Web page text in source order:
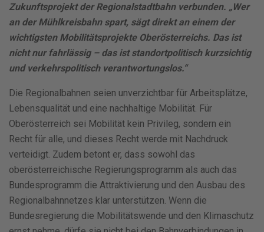
Zukunftsprojekt der Regionalstadtbahn verbunden. „Wer
an der Mühlkreisbahn spart, sägt direkt an einem der
wichtigsten Mobilitätsprojekte Oberösterreichs. Das ist
nicht nur fahrlässig – das ist standortpolitisch kurzsichtig
und verkehrspolitisch verantwortungslos.“
Die Regionalbahnen seien unverzichtbar für Arbeitsplätze,
Lebensqualität und eine nachhaltige Mobilität. Für
Oberösterreich sei Mobilität kein Privileg, sondern ein
Recht für alle, und dieses Recht werde mit Nachdruck
verteidigt. Zudem betont er, dass sowohl das
oberösterreichische Regierungsprogramm als auch das
Bundesprogramm die Attraktivierung und den Ausbau des
Regionalbahnnetzes klar unterstützen. Wenn die
Bundesregierung die Mobilitätswende und den Klimaschutz